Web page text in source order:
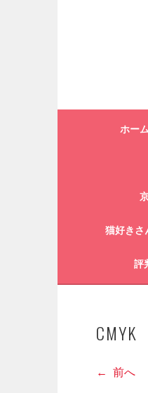
ス
ホー
猫好きさ
評
CMYK
前へ